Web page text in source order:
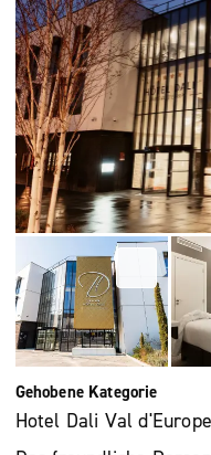
Gehobene Kategorie
Hotel Dali Val d'Europe